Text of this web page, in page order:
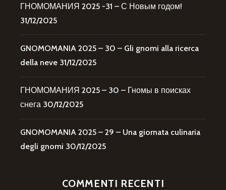
ГНОМОМАНИЯ 2025 -31 – С Новым годом!
31/12/2025
GNOMOMANIA 2025 – 30 – Gli gnomi alla ricerca
della neve 31/12/2025
ГНОМОМАНИЯ 2025 – 30 – Гномы в поисках
снега 30/12/2025
GNOMOMANIA 2025 – 29 – Una giornata culinaria
degli gnomi 30/12/2025
COMMENTI RECENTI